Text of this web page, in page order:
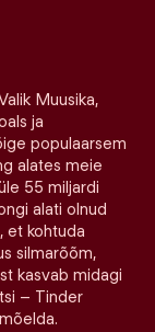
Muusika,
ja
populaarsem
alates meie
55 miljardi
alati olnud
et kohtuda
silmarõõm,
kasvab midagi
– Tinder